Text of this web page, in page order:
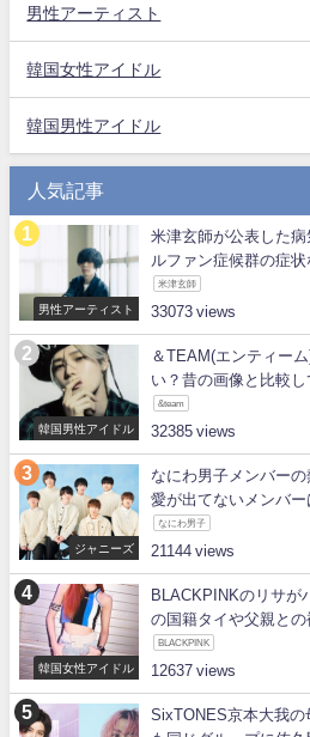
男性アーティスト
韓国女性アイドル
韓国男性アイドル
人気記事
男性アーティスト
米津玄師が公表した
ルファン症候群の症状
米津玄師
33073
韓国男性アイドル
＆TEAM(エンティー
い？昔の画像と比較し
&team
32385
ジャニーズ
なにわ男子メンバー
愛が出てないメンバー
なにわ男子
21144
韓国女性アイドル
BLACKPINKのリサが
の国籍タイや父親との
BLACKPINK
12637
SixTONES京本大我